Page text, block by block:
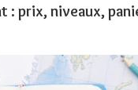
: prix, niveaux,